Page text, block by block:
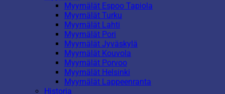
Myymälät Espoo Tapiola
Myymälät Turku
Myymälät Lahti
Myymälät Pori
Myymälät Jyväskylä
Myymälät Kouvola
Myymälät Porvoo
Myymälät Helsinki
Myymälät Lappeenranta
Historia